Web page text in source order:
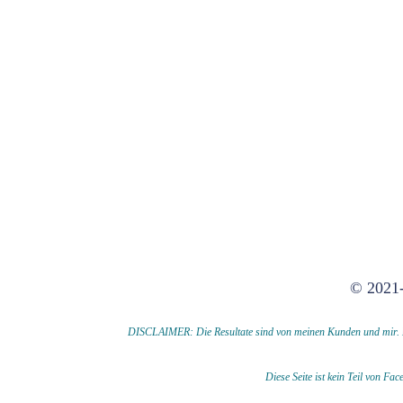
©
DISCLAIMER: Die Resultate sind von meinen Kunden und
Diese Seite ist kein Teil von